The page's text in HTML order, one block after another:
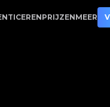
| No.1
PRIJZENMEER